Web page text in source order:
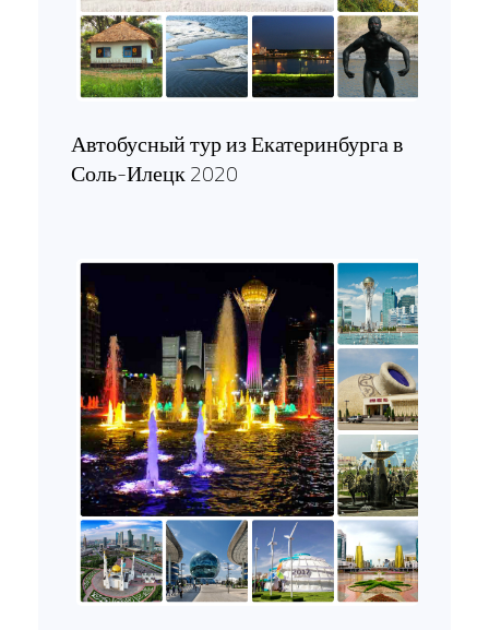
Автобусный тур из Екатеринбурга в
Соль-Илецк 2020